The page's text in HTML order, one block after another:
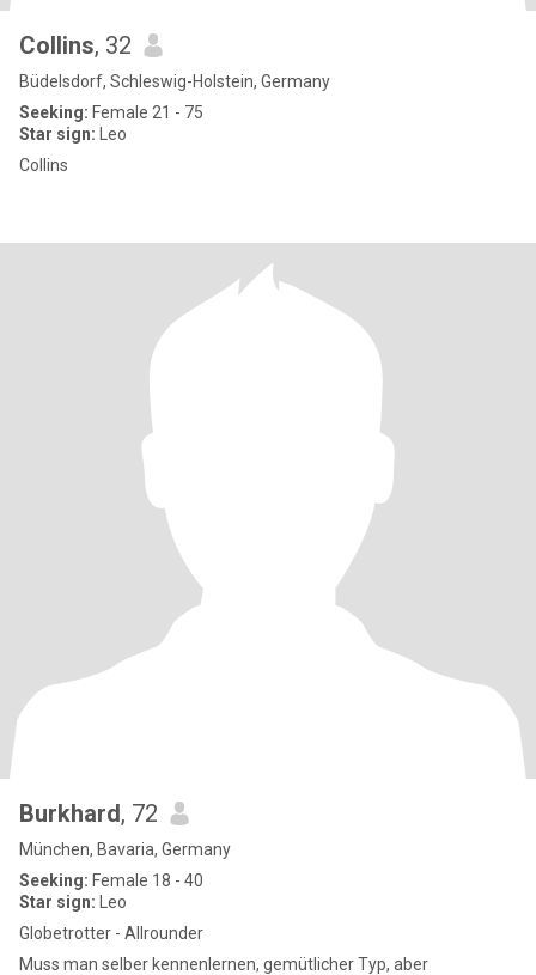
Collins, 32
Büdelsdorf, Schleswig-Holstein, Germany
Seeking: Female 21 - 75
Star sign: Leo
Collins
Burkhard, 72
München, Bavaria, Germany
Seeking: Female 18 - 40
Star sign: Leo
Globetrotter - Allrounder
Muss man selber kennenlernen, gemütlicher Typ, aber